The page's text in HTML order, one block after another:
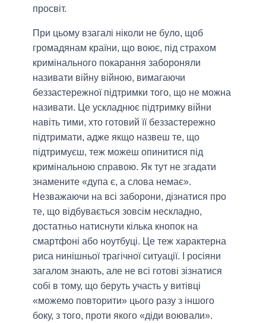
просвіт.
При цьому взагалі ніколи не було, щоб
громадянам країни, що воює, під страхом
кримінального покарання забороняли
називати війну війною, вимагаючи
беззастережної підтримки того, що не можна
називати. Це ускладнює підтримку війни
навіть тими, хто готовий її беззастережно
підтримати, адже якщо назвеш те, що
підтримуєш, теж можеш опинитися під
кримінальною справою. Як тут не згадати
знамените «дупа є, а слова немає».
Незважаючи на всі заборони, дізнатися про
те, що відбувається зовсім нескладно,
достатньо натиснути кілька кнопок на
смартфоні або ноутбуці. Це теж характерна
риса нинішньої трагічної ситуації. І росіяни
загалом знають, але не всі готові зізнатися
собі в тому, що беруть участь у витівці
«можемо повторити» цього разу з іншого
боку, з того, проти якого «діди воювали».